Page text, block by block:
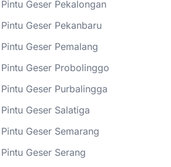
Geser Pekalongan
Geser Pekanbaru
Geser Pemalang
Geser Probolinggo
Geser Purbalingga
Geser Salatiga
Geser Semarang
Geser Serang